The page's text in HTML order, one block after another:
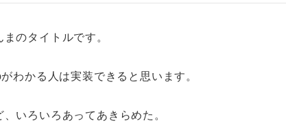
のタイトルです。
わかる人は実装できると思います。
いろいろあってあきらめた。